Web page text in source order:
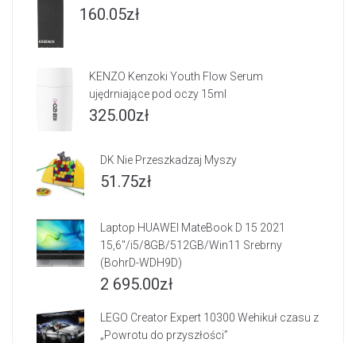
160.05zł
KENZO Kenzoki Youth Flow Serum
ujędrniające pod oczy 15ml
325.00zł
DK Nie Przeszkadzaj Myszy
51.75zł
Laptop HUAWEI MateBook D 15 2021
15,6"/i5/8GB/512GB/Win11 Srebrny
(BohrD-WDH9D)
2 695.00zł
LEGO Creator Expert 10300 Wehikuł czasu z
„Powrotu do przyszłości”